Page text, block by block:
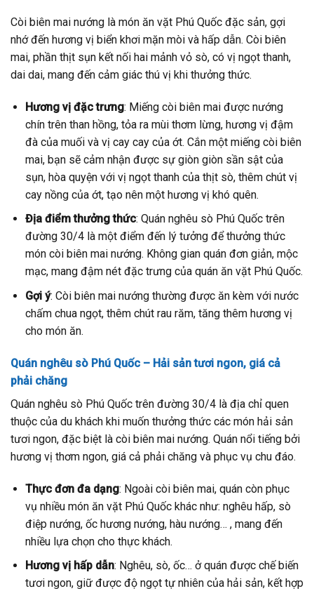
Còi biên mai nướng là món ăn vặt Phú Quốc đặc sản, gợi
nhớ đến hương vị biển khơi mặn mòi và hấp dẫn. Còi biên
mai, phần thịt sụn kết nối hai mảnh vỏ sò, có vị ngọt thanh,
dai dai, mang đến cảm giác thú vị khi thưởng thức.
Hương vị đặc trưng: Miếng còi biên mai được nướng
chín trên than hồng, tỏa ra mùi thơm lừng, hương vị đậm
đà của muối và vị cay cay của ớt. Cắn một miếng còi biên
mai, bạn sẽ cảm nhận được sự giòn giòn sần sật của
sụn, hòa quyện với vị ngọt thanh của thịt sò, thêm chút vị
cay nồng của ớt, tạo nên một hương vị khó quên.
Địa điểm thưởng thức: Quán nghêu sò Phú Quốc trên
đường 30/4 là một điểm đến lý tưởng để thưởng thức
món còi biên mai nướng. Không gian quán đơn giản, mộc
mạc, mang đậm nét đặc trưng của quán ăn vặt Phú Quốc.
Gợi ý: Còi biên mai nướng thường được ăn kèm với nước
chấm chua ngọt, thêm chút rau răm, tăng thêm hương vị
cho món ăn.
Quán nghêu sò Phú Quốc – Hải sản tươi ngon, giá cả
phải chăng
Quán nghêu sò Phú Quốc trên đường 30/4 là địa chỉ quen
thuộc của du khách khi muốn thưởng thức các món hải sản
tươi ngon, đặc biệt là còi biên mai nướng. Quán nổi tiếng bởi
hương vị thơm ngon, giá cả phải chăng và phục vụ chu đáo.
Thực đơn đa dạng: Ngoài còi biên mai, quán còn phục
vụ nhiều món ăn vặt Phú Quốc khác như: nghêu hấp, sò
điệp nướng, ốc hương nướng, hàu nướng… , mang đến
nhiều lựa chọn cho thực khách.
Hương vị hấp dẫn: Nghêu, sò, ốc… ở quán được chế biến
tươi ngon, giữ được độ ngọt tự nhiên của hải sản, kết hợp